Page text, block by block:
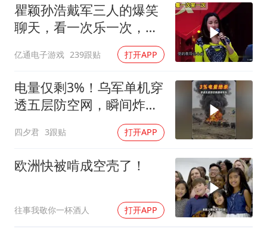
瞿颖孙浩戴军三人的爆笑
聊天，看一次乐一次，根
亿通电子游戏 239跟贴 打开APP
电量仅剩3%！乌军单机穿
透五层防空网，瞬间炸飞
四夕君 3跟贴 打开APP
欧洲快被啃成空壳了！
往事我敬你一杯酒人 打开APP